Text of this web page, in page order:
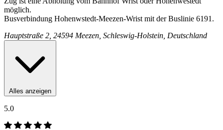
möglich.
Busverbindung Hohenwstedt-Meezen-Wrist mit der Buslinie 6191.
Hauptstraße 2, 24594 Meezen, Schleswig-Holstein, Deutschland
Alles anzeigen
5.0